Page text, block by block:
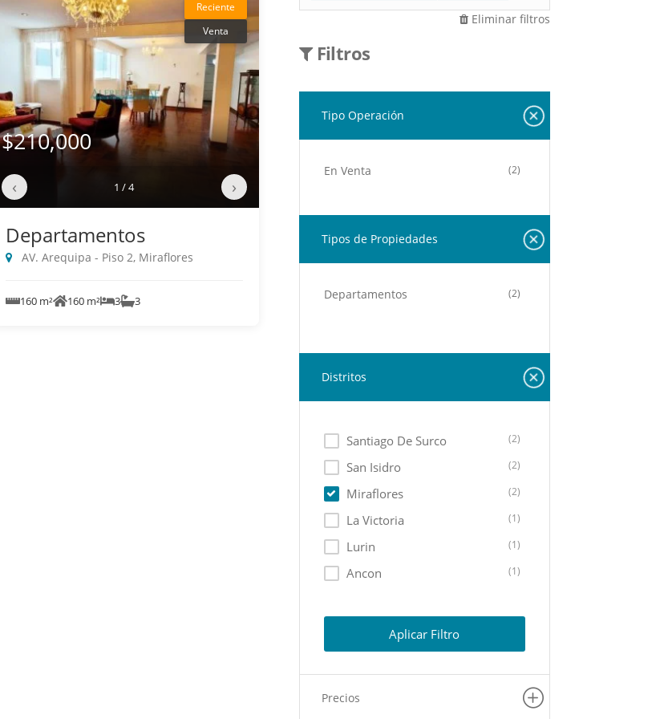
Reciente
Venta
$210,000
‹ 1 / 4 ›
Departamentos
AV. Arequipa - Piso 2, Miraflores
160 m² 160 m² 3 3
Eliminar filtros
Filtros
Tipo Operación
En Venta (2)
Tipos de Propiedades
Departamentos (2)
Distritos
Santiago De Surco (2)
San Isidro (2)
Miraflores (2)
La Victoria (1)
Lurin (1)
Ancon (1)
Chorrillos (1)
La Molina (1)
San Juan De Miraflores
Aplicar Filtro
Precios